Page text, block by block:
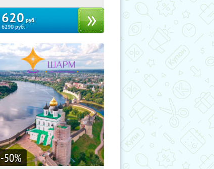
620 руб.
6290руб.
-50%